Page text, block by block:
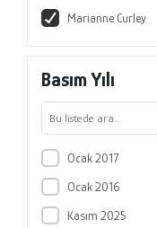
Marianne Curley
Basım Yılı
Ocak 2017
Ocak 2016
Kasım 2025